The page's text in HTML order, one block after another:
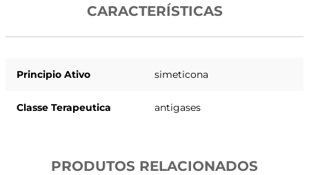
CARACTERÍSTICAS
Principio Ativo simeticona
Classe Terapeutica antigases
PRODUTOS RELACIONADOS